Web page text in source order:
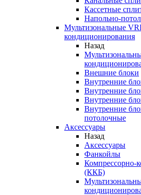
Кассетные
Напольно-
Мультизональные
кондиционирования
Назад
Внешние блоки
Внутренние
Внутренние
Внутренние
Внутренние
потолочные
Аксессуары
Назад
Аксессуары
Фанкойлы
Компрессорно-
(ККБ)